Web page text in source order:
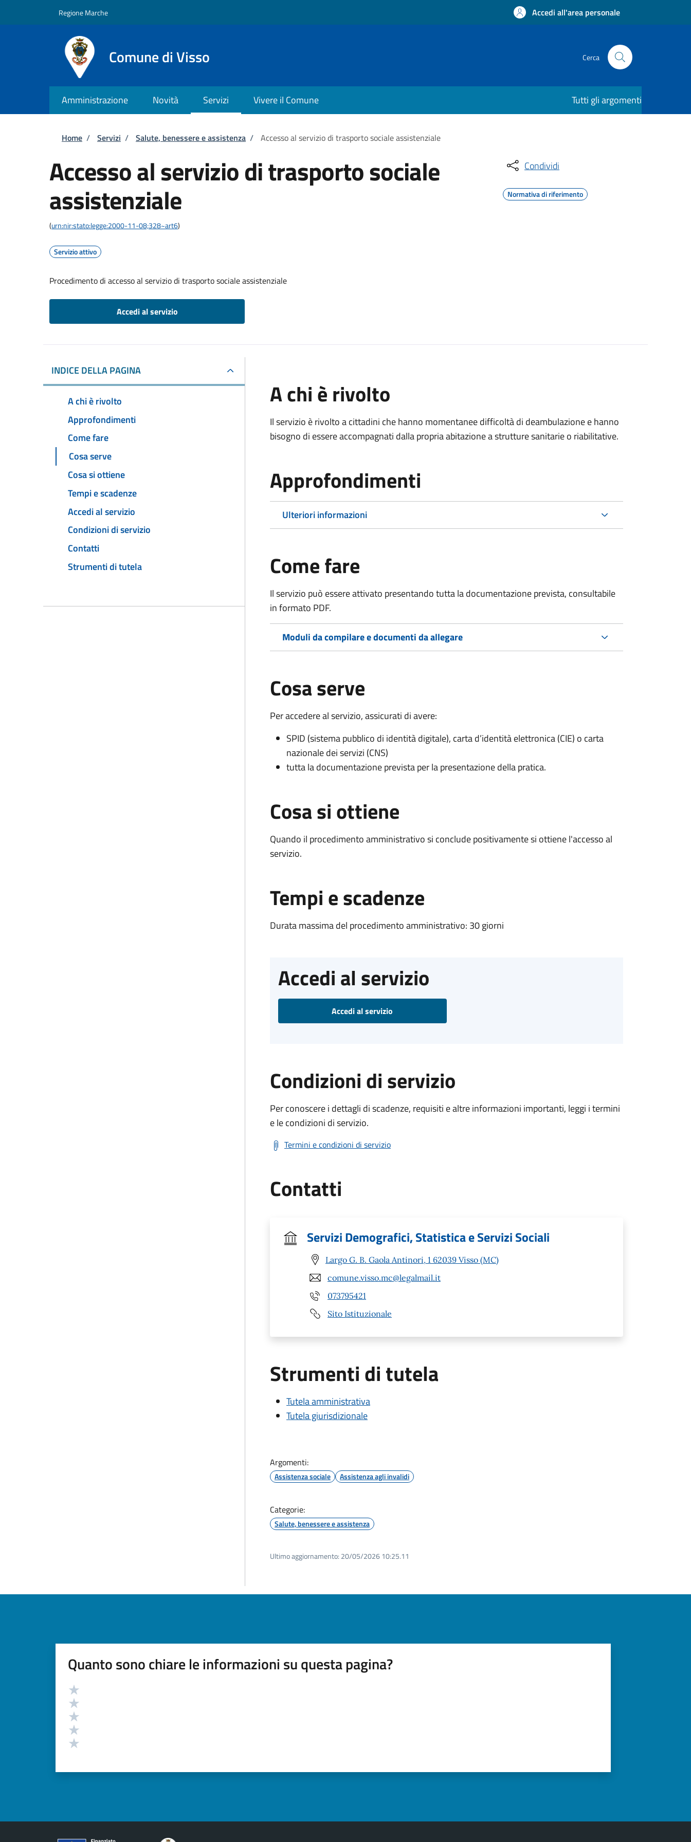
Regione Marche Accedi all'area personale
Comune di Visso Cerca
Amministrazione Novità Servizi Vivere il Comune Tutti gli argomenti
Briciole di pane
Home / Servizi / Salute, benessere e assistenza / Accesso al servizio di trasporto sociale assistenziale
Accesso al servizio di trasporto sociale
assistenziale
(urn:nir:stato:legge:2000-11-08;328~art6)
Servizio attivo
Procedimento di accesso al servizio di trasporto sociale assistenziale
Accedi al servizio
Condividi
Normativa di riferimento
INDICE DELLA PAGINA
A chi è rivolto
Approfondimenti
Come fare
Cosa serve
Cosa si ottiene
Tempi e scadenze
Accedi al servizio
Condizioni di servizio
Contatti
Strumenti di tutela
A chi è rivolto
Il servizio è rivolto a cittadini che hanno momentanee difficoltà di deambulazione e hanno
bisogno di essere accompagnati dalla propria abitazione a strutture sanitarie o riabilitative.
Approfondimenti
Ulteriori informazioni
Come fare
Il servizio può essere attivato presentando tutta la documentazione prevista, consultabile
in formato PDF.
Moduli da compilare e documenti da allegare
Cosa serve
Per accedere al servizio, assicurati di avere:
SPID (sistema pubblico di identità digitale), carta d’identità elettronica (CIE) o carta
nazionale dei servizi (CNS)
tutta la documentazione prevista per la presentazione della pratica.
Cosa si ottiene
Quando il procedimento amministrativo si conclude positivamente si ottiene l'accesso al
servizio.
Tempi e scadenze
Durata massima del procedimento amministrativo: 30 giorni
Accedi al servizio
Accedi al servizio
Condizioni di servizio
Per conoscere i dettagli di scadenze, requisiti e altre informazioni importanti, leggi i termini
e le condizioni di servizio.
Termini e condizioni di servizio
Contatti
Servizi Demografici, Statistica e Servizi Sociali
Largo G. B. Gaola Antinori, 1 62039 Visso (MC)
comune.visso.mc@legalmail.it
073795421
Sito Istituzionale
Strumenti di tutela
Tutela amministrativa
Tutela giurisdizionale
Argomenti:
Assistenza sociale Assistenza agli invalidi
Categorie:
Salute, benessere e assistenza
Ultimo aggiornamento: 20/05/2026 10:25.11
Quanto sono chiare le informazioni su questa pagina?
Valutazione